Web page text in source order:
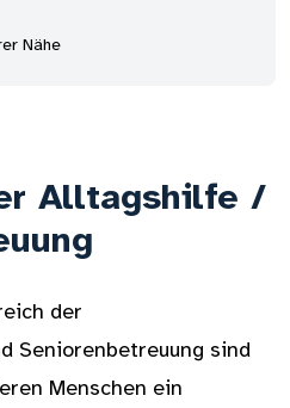
Nähe
Alltagshilfe /
der
Seniorenbetreuung sind
Menschen ein